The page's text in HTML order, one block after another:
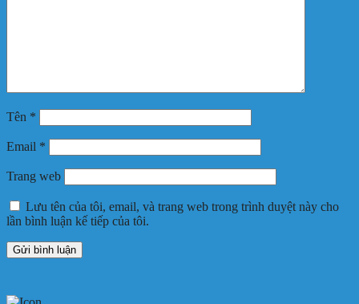
Tên *
Email *
Trang web
Lưu tên của tôi, email, và trang web trong trình duyệt này cho
lần bình luận kế tiếp của tôi.